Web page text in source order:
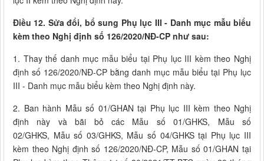
Điều 12. Sửa đổi, bổ sung Phụ lục III - Danh mục mẫu biểu
kèm theo Nghị định số 126/2020/NĐ-CP như sau:
1. Thay thế danh mục mẫu biểu tại Phụ lục III kèm theo Nghị
định số 126/2020/NĐ-CP bằng danh mục mẫu biểu tại Phụ lục
III - Danh mục mẫu biểu kèm theo Nghị định này.
2. Ban hành Mẫu số 01/GHAN tại Phụ lục III kèm theo Nghị
định này và bãi bỏ các Mẫu số 01/GHKS, Mẫu số
02/GHKS, Mẫu số 03/GHKS, Mẫu số 04/GHKS tại Phụ lục III
kèm theo Nghị định số 126/2020/NĐ-CP, Mẫu số 01/GHAN tại